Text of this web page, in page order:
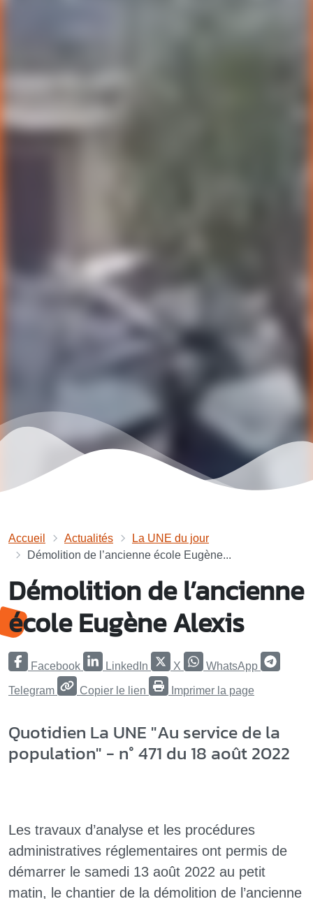
Accueil Actualités
La UNE du jour
Démolition de l’ancienne école Eugène...
Démolition de l’ancienne
école Eugène Alexis
Facebook LinkedIn X WhatsApp
Telegram Copier le lien Imprimer la page
Quotidien La UNE "Au service de la
population" - n° 471 du 18 août 2022
Les travaux d’analyse et les procédures
administratives réglementaires ont permis de
démarrer le samedi 13 août 2022 au petit
matin, le chantier de la démolition de l’ancienne